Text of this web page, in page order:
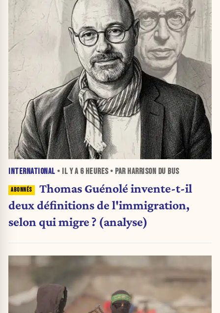
INTERNATIONAL • IL Y A 6 HEURES• PAR HARRISON DU BUS
Thomas Guénolé invente-t-il
deux définitions de l'immigration,
selon qui migre ? (analyse)